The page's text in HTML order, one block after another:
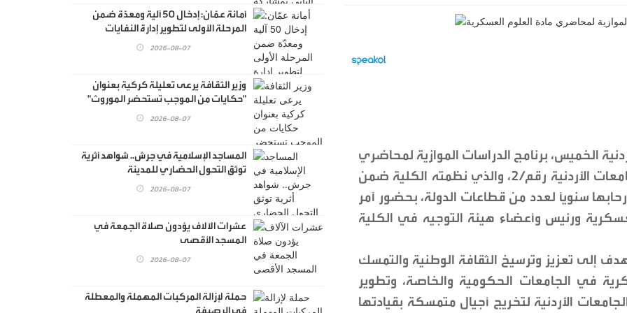
الخميس، برنامج الدراسات الموازية لمحاضري
مادة العلوم العسكرية والمواطنة في الجامعات الأردنية رقم/2، والذي نظمته الكلية ضمن
سنوياً لعدد من قطاعات الدولة، بحضور آمر
ورئيس وأعضاء هيئة التوجيه في الكلية
إلى تعزيز وترسيخ الثقافة الوطنية والتمسك
في الجامعات الحكومية والخاصة، وتطوير
الأردنية لتخريج أجيال متمسكة بقيادتها
أمانة عمّان: إدخال 50 آلية ومعدّة ضمن
المرحلة الأولى لتطوير إدارة النفايات
2026-08-07
وزير الثقافة يرعى تعليلة كركية بعنوان
"حكايات من الموجب تستحضر الموروث"
2026-08-07
المساجد الإسلامية في جرش.. شواهد أثرية
توثق التحول الحضاري للمدينة
2026-08-07
عشرات الآلاف يؤدون صلاة الجمعة في
المسجد الأقصى
2026-08-07
حملة لإزالة المركبات المهملة والمعطلة